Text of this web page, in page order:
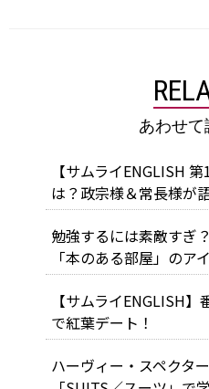
あわせて
【サムライENGLISH
は？政宗様＆常長様が
勉強するには素敵すぎ
「本のある部屋」のア
【サムライENGLISH
で紅葉デート！
ハーヴィー・スペクタ